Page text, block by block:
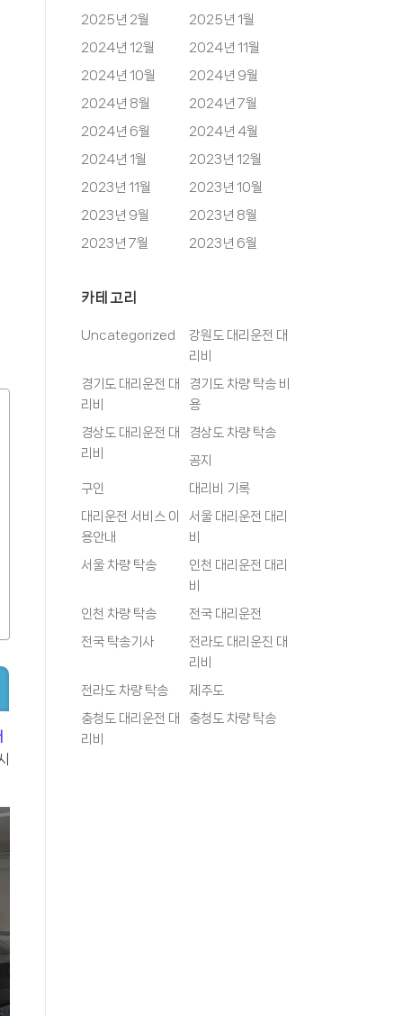
2025년 2월
2025년 1월
2024년 12월
2024년 11월
2024년 10월
2024년 9월
2024년 8월
2024년 7월
2024년 6월
2024년 4월
2024년 1월
2023년 12월
2023년 11월
2023년 10월
2023년 9월
2023년 8월
2023년 7월
2023년 6월
카테고리
Uncategorized
강원도 대리운전 대
리비
경기도 대리운전 대
리비
경기도 차량 탁송 비
용
경상도 대리운전 대
리비
경상도 차량 탁송
공지
구인
대리비 기록
대리운전 서비스 이
용안내
서울 대리운전 대리
비
서울 차량 탁송
인천 대리운전 대리
비
인천 차량 탁송
전국 대리운전
전국 탁송기사
전라도 대리운진 대
리비
전라도 차량 탁송
제주도
충청도 대리운전 대
리비
충청도 차량 탁송